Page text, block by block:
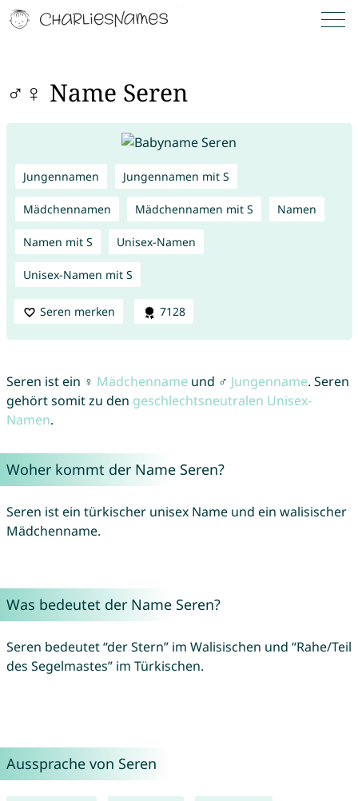
♂♀ Name Seren
Jungennamen Jungennamen mit S
Mädchennamen Mädchennamen mit S Namen
Namen mit S Unisex-Namen
Unisex-Namen mit S
Seren merken 7128
Seren ist ein ♀ Mädchenname und ♂ Jungenname. Seren
gehört somit zu den geschlechtsneutralen Unisex-
Namen.
Woher kommt der Name Seren?
Seren ist ein türkischer unisex Name und ein walisischer
Mädchenname.
Was bedeutet der Name Seren?
Seren bedeutet “der Stern” im Walisischen und “Rahe/Teil
des Segelmastes” im Türkischen.
Aussprache von Seren